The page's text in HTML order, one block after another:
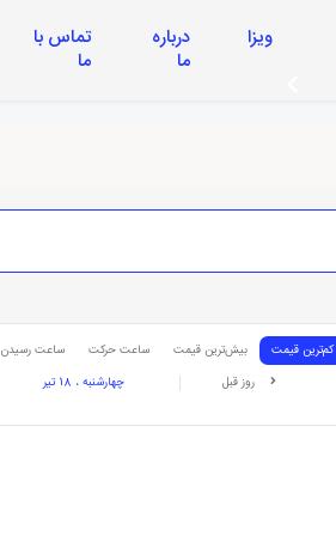
ویزا
درباره
ما
تماس با
ما
کم‌ترین قیمت بیش‌ترین قیمت ساعت حرکت
ساعت رسیدن
روز قبل
چهارشنبه ، 18 تیر